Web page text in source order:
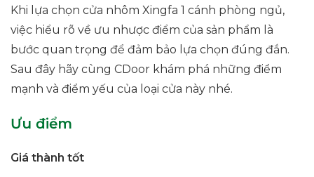
Khi lựa chọn cửa nhôm Xingfa 1 cánh phòng ngủ,
việc hiểu rõ về ưu nhược điểm của sản phẩm là
bước quan trọng để đảm bảo lựa chọn đúng đắn.
Sau đây hãy cùng CDoor khám phá những điểm
mạnh và điểm yếu của loại cửa này nhé.
Ưu điểm
Giá thành tốt